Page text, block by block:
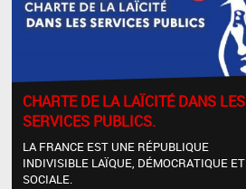
CHARTE DE LA LAÏCITÉ DANS LES
SERVICES PUBLICS.
LA FRANCE EST UNE RÉPUBLIQUE
INDIVISIBLE LAÏQUE, DÉMOCRATIQUE ET
SOCIALE.